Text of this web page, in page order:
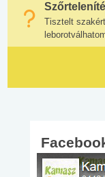
Tisztelt